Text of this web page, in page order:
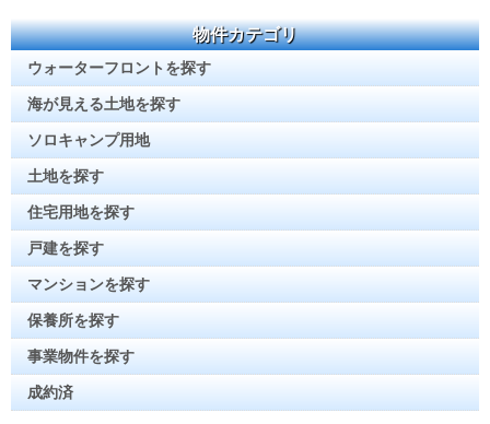
物件カテゴリ
ウォーターフロントを探す
海が見える土地を探す
ソロキャンプ用地
土地を探す
住宅用地を探す
戸建を探す
マンションを探す
保養所を探す
事業物件を探す
成約済